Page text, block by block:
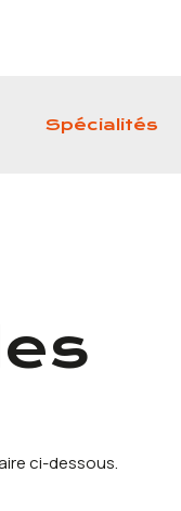
Spécialités
ci-dessous.